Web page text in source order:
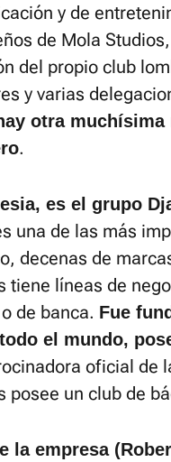
y de
de Mola
del propio club
y varias
otra muchísima
.
es el grupo
una de las más
decenas de
tiene líneas de
de banca. Fue
el mundo,
oficial de
posee un club de
la empresa